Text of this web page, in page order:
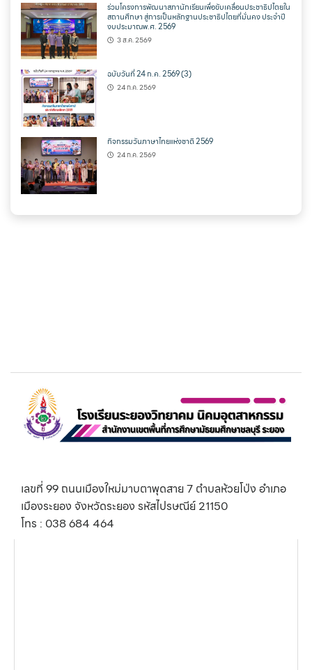
ร่วมโครงการพัฒนาสภานักเรียนเพื่อขับเคลื่อนประชาธิปไตยใน
สถานศึกษา สู่การเป็นหลักฐานประชาธิปไตยที่มั่นคง ประจำปี
งบประมาณพ.ศ. 2569
3 ส.ค. 2569
ฉบับวันที่ 24 ก.ค. 2569 (3)
24 ก.ค. 2569
กิจกรรมวันภาษาไทยแห่งชาติ 2569
24 ก.ค. 2569
เลขที่ 99 ถนนเมืองใหม่มาบตาพุดสาย 7 ตำบลห้วยโป่ง อำเภอ
เมืองระยอง จังหวัดระยอง รหัสไปรษณีย์ 21150
โทร : 038 684 464